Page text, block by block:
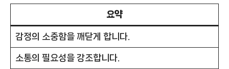
요약
감정의 소중함을 깨닫게 합니다.
소통의 필요성을 강조합니다.